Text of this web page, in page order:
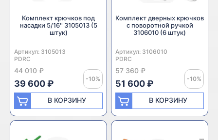
Комплект крючков под
насадки 5/16'' 3105013 (5
штук)
Артикул: 3105013
Производитель:
PDRC
44 010 ₽
-10%
39 600 ₽
В КОРЗИНУ
Комплект дверных крючков
с поворотной ручкой
3106010 (6 штук)
Артикул: 3106010
Производитель:
PDRC
57 360 ₽
-10%
51 600 ₽
В КОРЗИНУ